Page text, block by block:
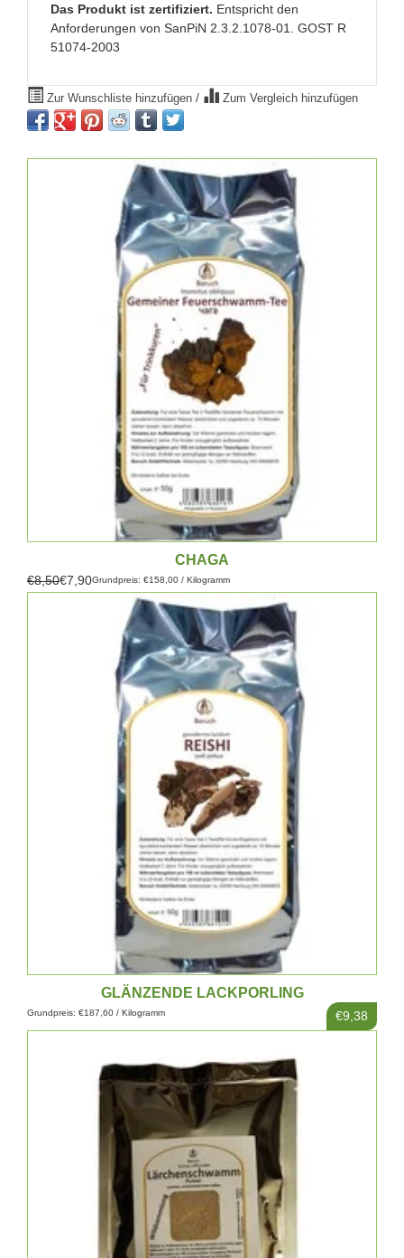
Das Produkt ist zertifiziert. Entspricht den
Anforderungen von SanPiN 2.3.2.1078-01. GOST R
51074-2003
Zur Wunschliste hinzufügen / Zum Vergleich hinzufügen
CHAGA
€8,50€7,90Grundpreis: €158,00 / Kilogramm
GLÄNZENDE LACKPORLING
€9,38
Grundpreis: €187,60 / Kilogramm